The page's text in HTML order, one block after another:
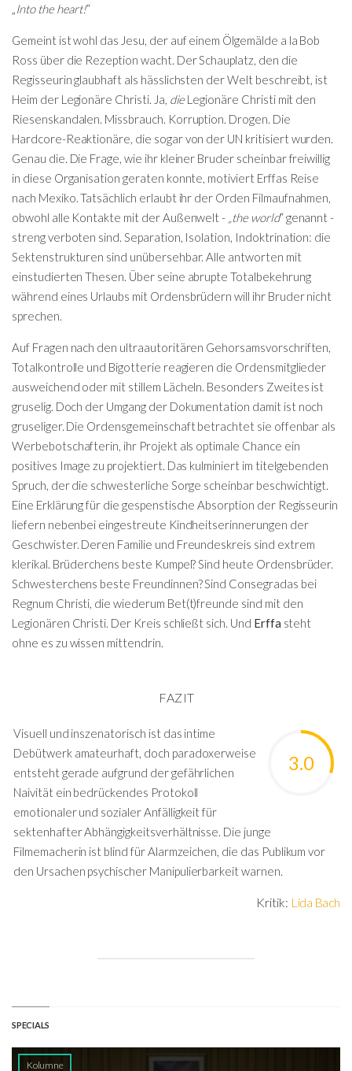
Into the heart!“
Gemeint ist wohl das Jesu, der auf einem Ölgemälde a la Bob
Ross über die Rezeption wacht. Der Schauplatz, den die
Regisseurin glaubhaft als hässlichsten der Welt beschreibt, ist
Heim der Legionäre Christi. Ja, dieLegionäre Christi mit den
Riesenskandalen. Missbrauch. Korruption. Drogen. Die
Hardcore-Reaktionäre, die sogar von der UN kritisiert wurden.
Genau die. Die Frage, wie ihr kleiner Bruder scheinbar freiwillig
in diese Organisation geraten konnte, motiviert Erffas Reise
nach Mexiko. Tatsächlich erlaubt ihr der Orden Filmaufnahmen,
obwohl alle Kontakte mit der Außenwelt - „the world“ genannt -
streng verboten sind. Separation, Isolation, Indoktrination: die
Sektenstrukturen sind unübersehbar. Alle antworten mit
einstudierten Thesen. Über seine abrupte Totalbekehrung
während eines Urlaubs mit Ordensbrüdern will ihr Bruder nicht
sprechen.
Auf Fragen nach den ultraautoritären Gehorsamsvorschriften,
Totalkontrolle und Bigotterie reagieren die Ordensmitglieder
ausweichend oder mit stillem Lächeln. Besonders Zweites ist
gruselig. Doch der Umgang der Dokumentation damit ist noch
gruseliger. Die Ordensgemeinschaft betrachtet sie offenbar als
Werbebotschafterin, ihr Projekt als optimale Chance ein
positives Image zu projektiert. Das kulminiert im titelgebenden
Spruch, der die schwesterliche Sorge scheinbar beschwichtigt.
Eine Erklärung für die gespenstische Absorption der Regisseurin
liefern nebenbei eingestreute Kindheitserinnerungen der
Geschwister. Deren Familie und Freundeskreis sind extrem
klerikal. Brüderchens beste Kumpel? Sind heute Ordensbrüder.
Schwesterchens beste Freundinnen? Sind Consegradas bei
Regnum Christi, die wiederum Bet(t)freunde sind mit den
Legionären Christi. Der Kreis schließt sich. Und Erffa steht
ohne es zu wissen mittendrin.
FAZIT
3.0
Visuell und inszenatorisch ist das intime
Debütwerk amateurhaft, doch paradoxerweise
entsteht gerade aufgrund der gefährlichen
Naivität ein bedrückendes Protokoll
emotionaler und sozialer Anfälligkeit für
sektenhafter Abhängigkeitsverhältnisse. Die junge
Filmemacherin ist blind für Alarmzeichen, die das Publikum vor
den Ursachen psychischer Manipulierbarkeit warnen.
Kritik: Lida Bach
SPECIALS
Kolumne